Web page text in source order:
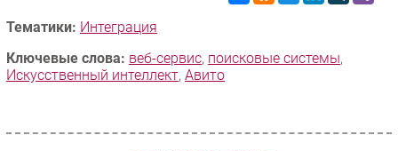
Тематики: Интеграция
Ключевые слова: веб-сервис, поисковые системы,
Искусственный интеллект, Авито